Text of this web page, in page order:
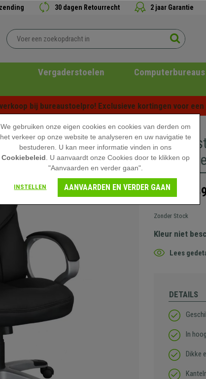
30 dagen Retourrecht 2 jaar Garantie
Vergaderstoelen Computerbureaus
bij bureaustoelpro! Exclusieve kortingen voor
419,90 €
Zonder Stock
Kleur niet
Lees
DETAILS
In
Dikke
We gebruiken onze eigen cookies en cookies van derden om
het verkeer op onze website te analyseren en uw navigatie te
bestuderen. U kan meer informatie vinden in ons
Cookiebeleid . U aanvaardt onze Cookies door te klikken op
"Aanvaarden en verder gaan".
INSTELLEN AANVAARDEN EN VERDER GAAN